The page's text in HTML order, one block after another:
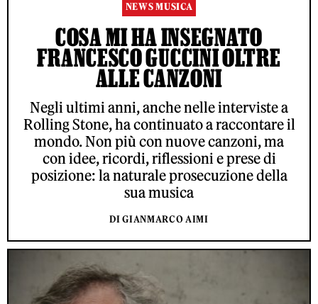
NEWS MUSICA
COSA MI HA INSEGNATO
FRANCESCO GUCCINI OLTRE
ALLE CANZONI
Negli ultimi anni, anche nelle interviste a
Rolling Stone, ha continuato a raccontare il
mondo. Non più con nuove canzoni, ma
con idee, ricordi, riflessioni e prese di
posizione: la naturale prosecuzione della
sua musica
DI GIANMARCO AIMI